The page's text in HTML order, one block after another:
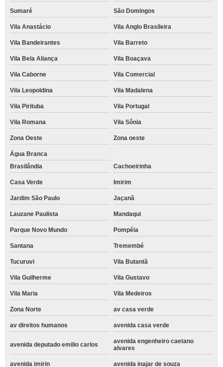
Sumaré São Domingos
Vila Anastácio Vila Anglo Brasileira
Vila Bandeirantes Vila Barreto
Vila Bela Aliança Vila Boaçava
Vila Caborne Vila Comercial
Vila Leopoldina Vila Madalena
Vila Pirituba Vila Portugal
Vila Romana Vila Sônia
Zona Oeste Zona oeste
Água Branca
Brasilândia
Cachoeirinha
Casa Verde Imirim
Jardim São Paulo Jaçanã
Lauzane Paulista Mandaqui
Parque Novo Mundo Pompéia
Santana Tremembé
Tucuruvi Vila Butantã
Vila Guilherme Vila Gustavo
Vila Maria Vila Medeiros
Zona Norte av casa verde
av direitos humanos avenida casa verde
avenida deputado emilio carlos
avenida engenheiro caetano
alvares
avenida imirin avenida inajar de souza